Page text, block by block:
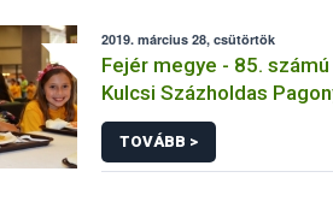
2019. március 28, csütörtök
Fejér megye - 85.
Kulcsi Százholdas
Bölcsőde - Tálalókonyha
TOVÁBB >